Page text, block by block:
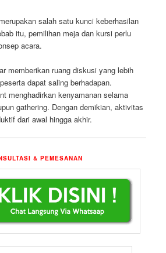
salah satu kunci keberhasilan
itu, pemilihan meja dan kursi perlu
acara.
memberikan ruang diskusi yang lebih
dapat saling berhadapan.
menghadirkan kenyamanan selama
gathering. Dengan demikian, aktivitas
dari awal hingga akhir.
& PEMESANAN